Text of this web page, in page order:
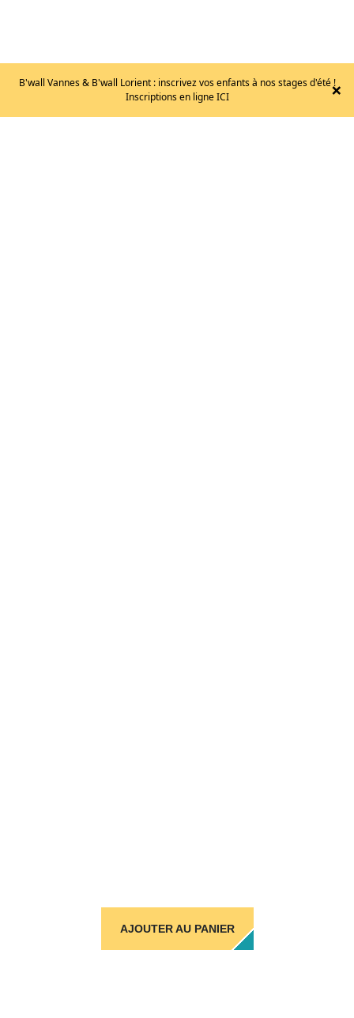
B'wall Vannes & B'wall Lorient : inscrivez vos enfants à nos stages d'été !
Inscriptions en ligne ICI
×
AJOUTER AU PANIER